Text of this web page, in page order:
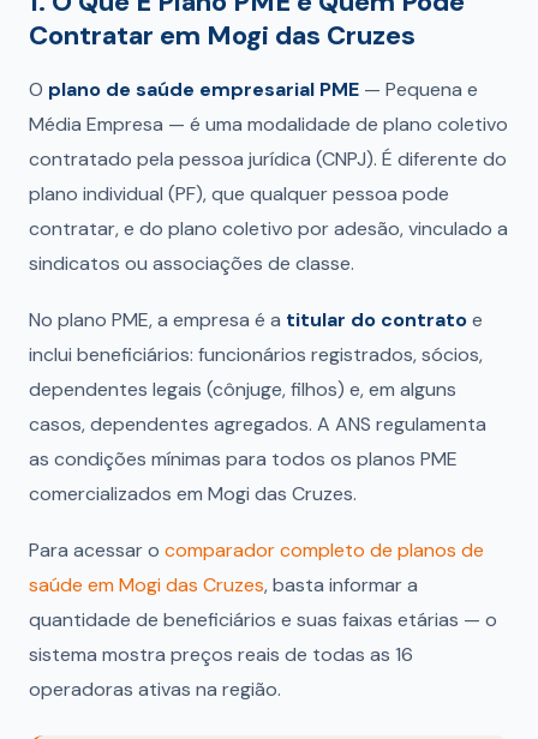
Contratar em Mogi das Cruzes
O plano de saúde empresarial PME — Pequena e
Média Empresa — é uma modalidade de plano coletivo
contratado pela pessoa jurídica (CNPJ). É diferente do
plano individual (PF), que qualquer pessoa pode
contratar, e do plano coletivo por adesão, vinculado a
sindicatos ou associações de classe.
No plano PME, a empresa é a titular do contratoe
inclui beneficiários: funcionários registrados, sócios,
dependentes legais (cônjuge, filhos) e, em alguns
casos, dependentes agregados. A ANS regulamenta
as condições mínimas para todos os planos PME
comercializados em Mogi das Cruzes.
Para acessar o comparador completo de planos de
saúde em Mogi das Cruzes, basta informar a
quantidade de beneficiários e suas faixas etárias — o
sistema mostra preços reais de todas as 16
operadoras ativas na região.